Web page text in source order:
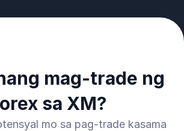
mag-trade ng
sa XM?
mo sa pag-trade kasama